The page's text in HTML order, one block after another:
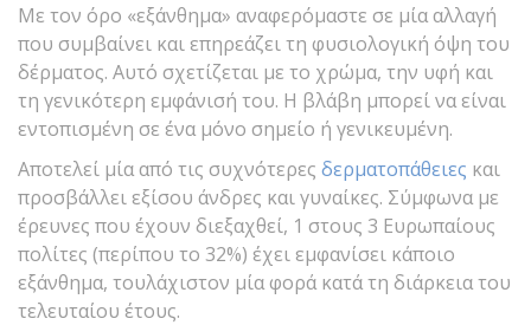
Με τον όρο «εξάνθημα» αναφερόμαστε σε μία αλλαγή
που συμβαίνει και επηρεάζει τη φυσιολογική όψη του
δέρματος. Αυτό σχετίζεται με το χρώμα, την υφή και
τη γενικότερη εμφάνισή του. Η βλάβη μπορεί να είναι
εντοπισμένη σε ένα μόνο σημείο ή γενικευμένη.
Αποτελεί μία από τις συχνότερες δερματοπάθειες και
προσβάλλει εξίσου άνδρες και γυναίκες. Σύμφωνα με
έρευνες που έχουν διεξαχθεί, 1 στους 3 Ευρωπαίους
πολίτες (περίπου το 32%) έχει εμφανίσει κάποιο
εξάνθημα, τουλάχιστον μία φορά κατά τη διάρκεια του
τελευταίου έτους.